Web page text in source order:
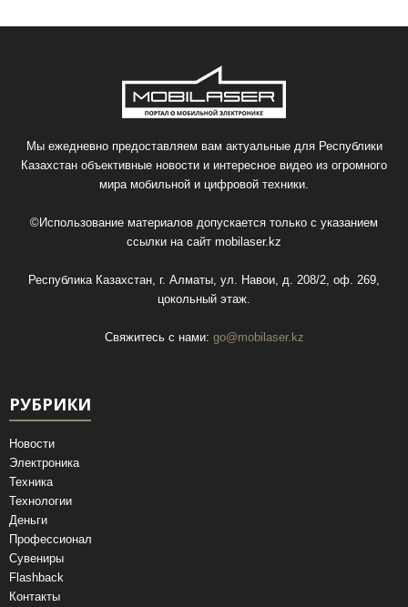
Мы ежедневно предоставляем вам актуальные для Республики
Казахстан объективные новости и интересное видео из огромного
мира мобильной и цифровой техники.
©Использование материалов допускается только с указанием
ссылки на сайт mobilaser.kz
Республика Казахстан, г. Алматы, ул. Навои, д. 208/2, оф. 269,
цокольный этаж.
Свяжитесь с нами: go@mobilaser.kz
РУБРИКИ
Новости
Электроника
Техника
Технологии
Деньги
Профессионал
Сувениры
Flashback
Контакты